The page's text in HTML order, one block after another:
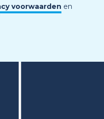
voorwaarden en